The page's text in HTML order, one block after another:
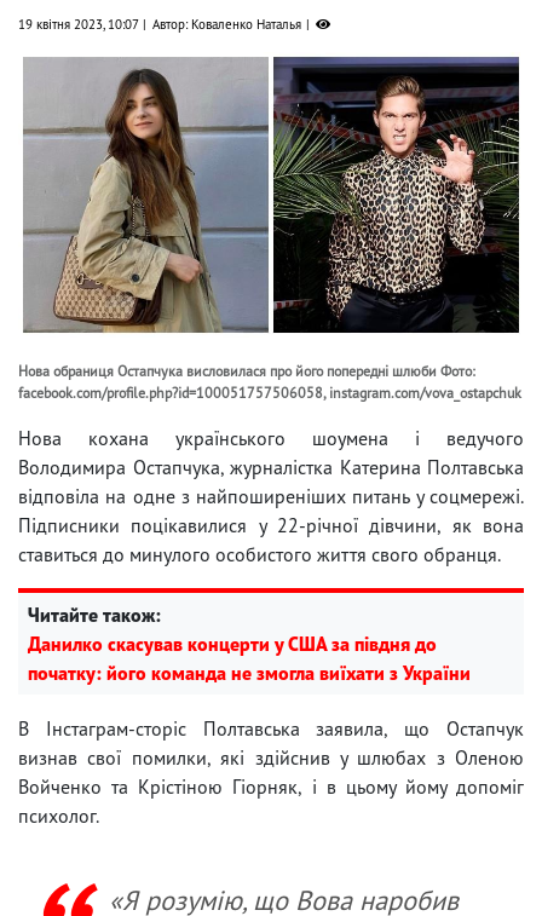
19 квітня 2023, 10:07 Автор: Коваленко Наталья
Нова обраниця Остапчука висловилася про його попередні шлюби Фото:
facebook.com/profile.php?id=100051757506058, instagram.com/vova_ostapchuk
Нова кохана українського шоумена і ведучого
Володимира Остапчука, журналістка Катерина Полтавська
відповіла на одне з найпоширеніших питань у соцмережі.
Підписники поцікавилися у 22-річної дівчини, як вона
ставиться до минулого особистого життя свого обранця.
Читайте також:
Данилко скасував концерти у США за півдня до
початку: його команда не змогла виїхати з України
В Інстаграм-сторіс Полтавська заявила, що Остапчук
визнав свої помилки, які здійснив у шлюбах з Оленою
Войченко та Крістіною Гіорняк, і в цьому йому допоміг
психолог.
«Я розумію, що Вова наробив